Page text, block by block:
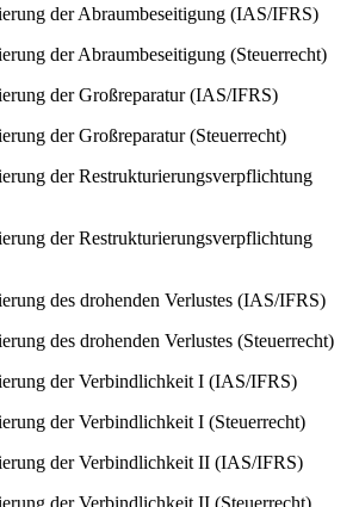
der Abraumbeseitigung (IAS/IFRS)
der Abraumbeseitigung (Steuerrecht)
der Großreparatur (IAS/IFRS)
der Großreparatur (Steuerrecht)
der Restrukturierungsverpflichtung
der Restrukturierungsverpflichtung
des drohenden Verlustes (IAS/IFRS)
des drohenden Verlustes (Steuerrecht)
der Verbindlichkeit I (IAS/IFRS)
der Verbindlichkeit I (Steuerrecht)
der Verbindlichkeit II (IAS/IFRS)